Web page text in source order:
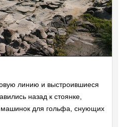
линию и выстроившиеся
назад к стоянке,
машинок для гольфа, снующих